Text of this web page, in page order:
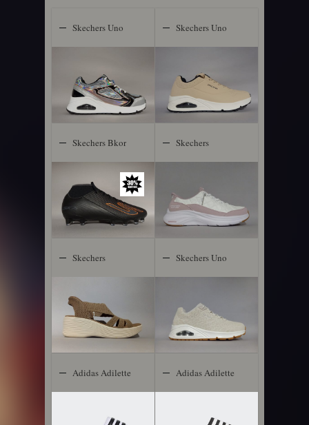
Skechers Uno Skechers Uno
Skechers Bkor
Skechers
Skechers
Skechers Uno
Adidas Adilette
Adidas Adilette